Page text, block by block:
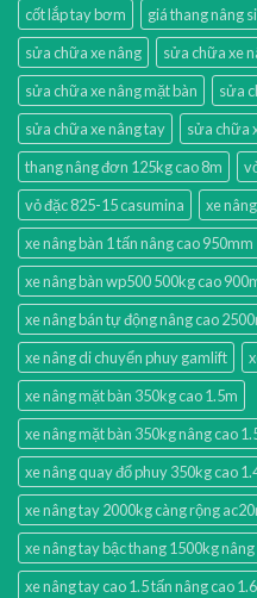
cốt lắp tay bơm giá thang nâng
sửa chữa xe nâng
sửa chữa xe
sửa chữa xe nâng mặt bàn
sửa
sửa chữa xe nâng tay
sửa chữa
thang nâng đơn 125kg cao 8m
vỏ đặc 825-15 casumina
xe
xe nâng bàn 1 tấn nâng cao 950mm
xe nâng bàn wp500 500kg cao
xe nâng bán tự động nâng cao
xe nâng di chuyển phuy gamlift
xe nâng mặt bàn 350kg cao 1.5m
xe nâng mặt bàn 350kg nâng cao
xe nâng quay đổ phuy 350kg cao
xe nâng tay 2000kg càng rộng
xe nâng tay bậc thang 1500kg
xe nâng tay cao 1.5 tấn nâng cao